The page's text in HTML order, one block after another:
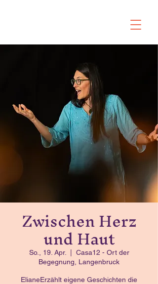
Zwischen Herz
und Haut
So., 19. Apr.
Casa12 - Ort der
Begegnung, Langenbruck
ElianeErzählt eigene Geschichten die